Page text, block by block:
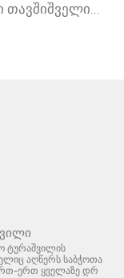
თავშიშველი...
ტურაშვილის
აღწერს საბჭოთა
ერთ ყველაზე დრ